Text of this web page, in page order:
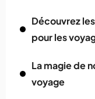
Découvrez
pour les
La magie de
voyage